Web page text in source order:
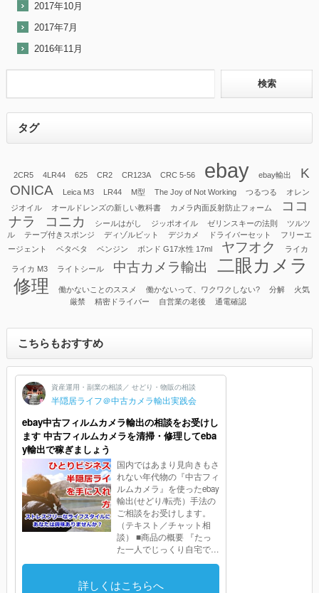
2017年10月
2017年7月
2016年11月
タグ
2CR5 4LR44 625 CR2 CR123A CRC 5-56 ebay ebay輸出
K
ONICA
Leica M3 LR44 M型 The Joy of Not Working つるつる
オレン
ジオイル
オールドレンズの新しい教科書 カメラ内面反射防止フォーム
ココ
ナラ
コニカ シールはがし ジッポオイル ゼリンスキーの法則
ツルツ
ル
テープ付きスポンジ ディゾルビット デジカメ ドライバーセット
フリーエ
ージェント
ベタベタ ベンジン ボンド G17水性 17ml ヤフオク ライカ
ライカ M3 ライトシール 中古カメラ輸出
二眼カメラ
修理
働かないことのススメ 働かないって、ワクワクしない? 分解
火気
厳禁
精密ドライバー 自営業の老後 通電確認
こちらもおすすめ